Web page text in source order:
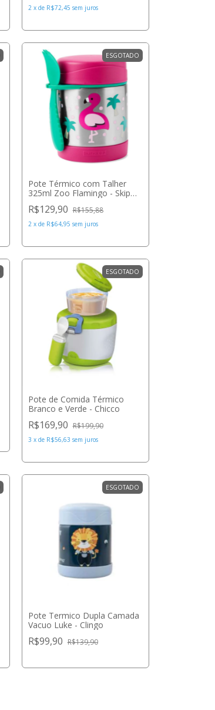
2 x de R$72,45 sem juros
ESGOTADO
Pote Térmico com Talher
325ml Zoo Flamingo - Skip
R$129,90 R$155,88
2 x de R$64,95 sem juros
ESGOTADO
Pote de Comida Térmico
Branco e Verde - Chicco
R$169,90 R$199,90
3 x de R$56,63 sem juros
ESGOTADO
Pote Termico Dupla Camada
Vacuo Luke - Clingo
R$99,90 R$139,90